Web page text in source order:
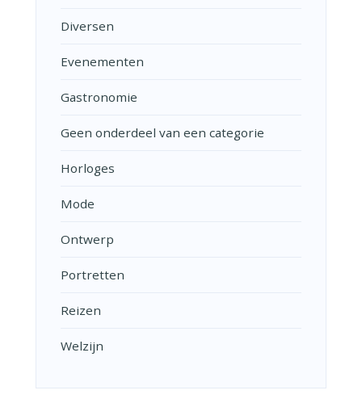
Diversen
Evenementen
Gastronomie
Geen onderdeel van een categorie
Horloges
Mode
Ontwerp
Portretten
Reizen
Welzijn